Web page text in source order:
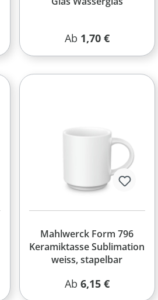
Regulärer Preis:
Ab 1,70 €
Mahlwerck Form 796
Keramiktasse Sublimation
weiss, stapelbar
Regulärer Preis:
Ab 6,15 €